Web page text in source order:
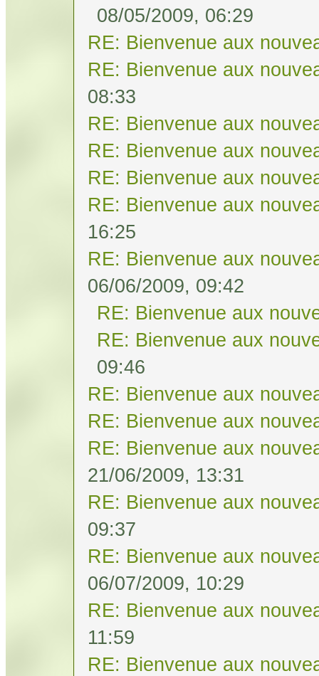
08/05/2009, 06:29
RE: Bienvenue aux
RE: Bienvenue aux
08:33
RE: Bienvenue aux
RE: Bienvenue aux
RE: Bienvenue aux
RE: Bienvenue aux
16:25
RE: Bienvenue aux
06/06/2009, 09:42
RE: Bienvenue aux
RE: Bienvenue aux
09:46
RE: Bienvenue aux
RE: Bienvenue aux
RE: Bienvenue aux
21/06/2009, 13:31
RE: Bienvenue aux
09:37
RE: Bienvenue aux
06/07/2009, 10:29
RE: Bienvenue aux
11:59
RE: Bienvenue aux